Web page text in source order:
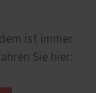
ist immer
Sie hier: